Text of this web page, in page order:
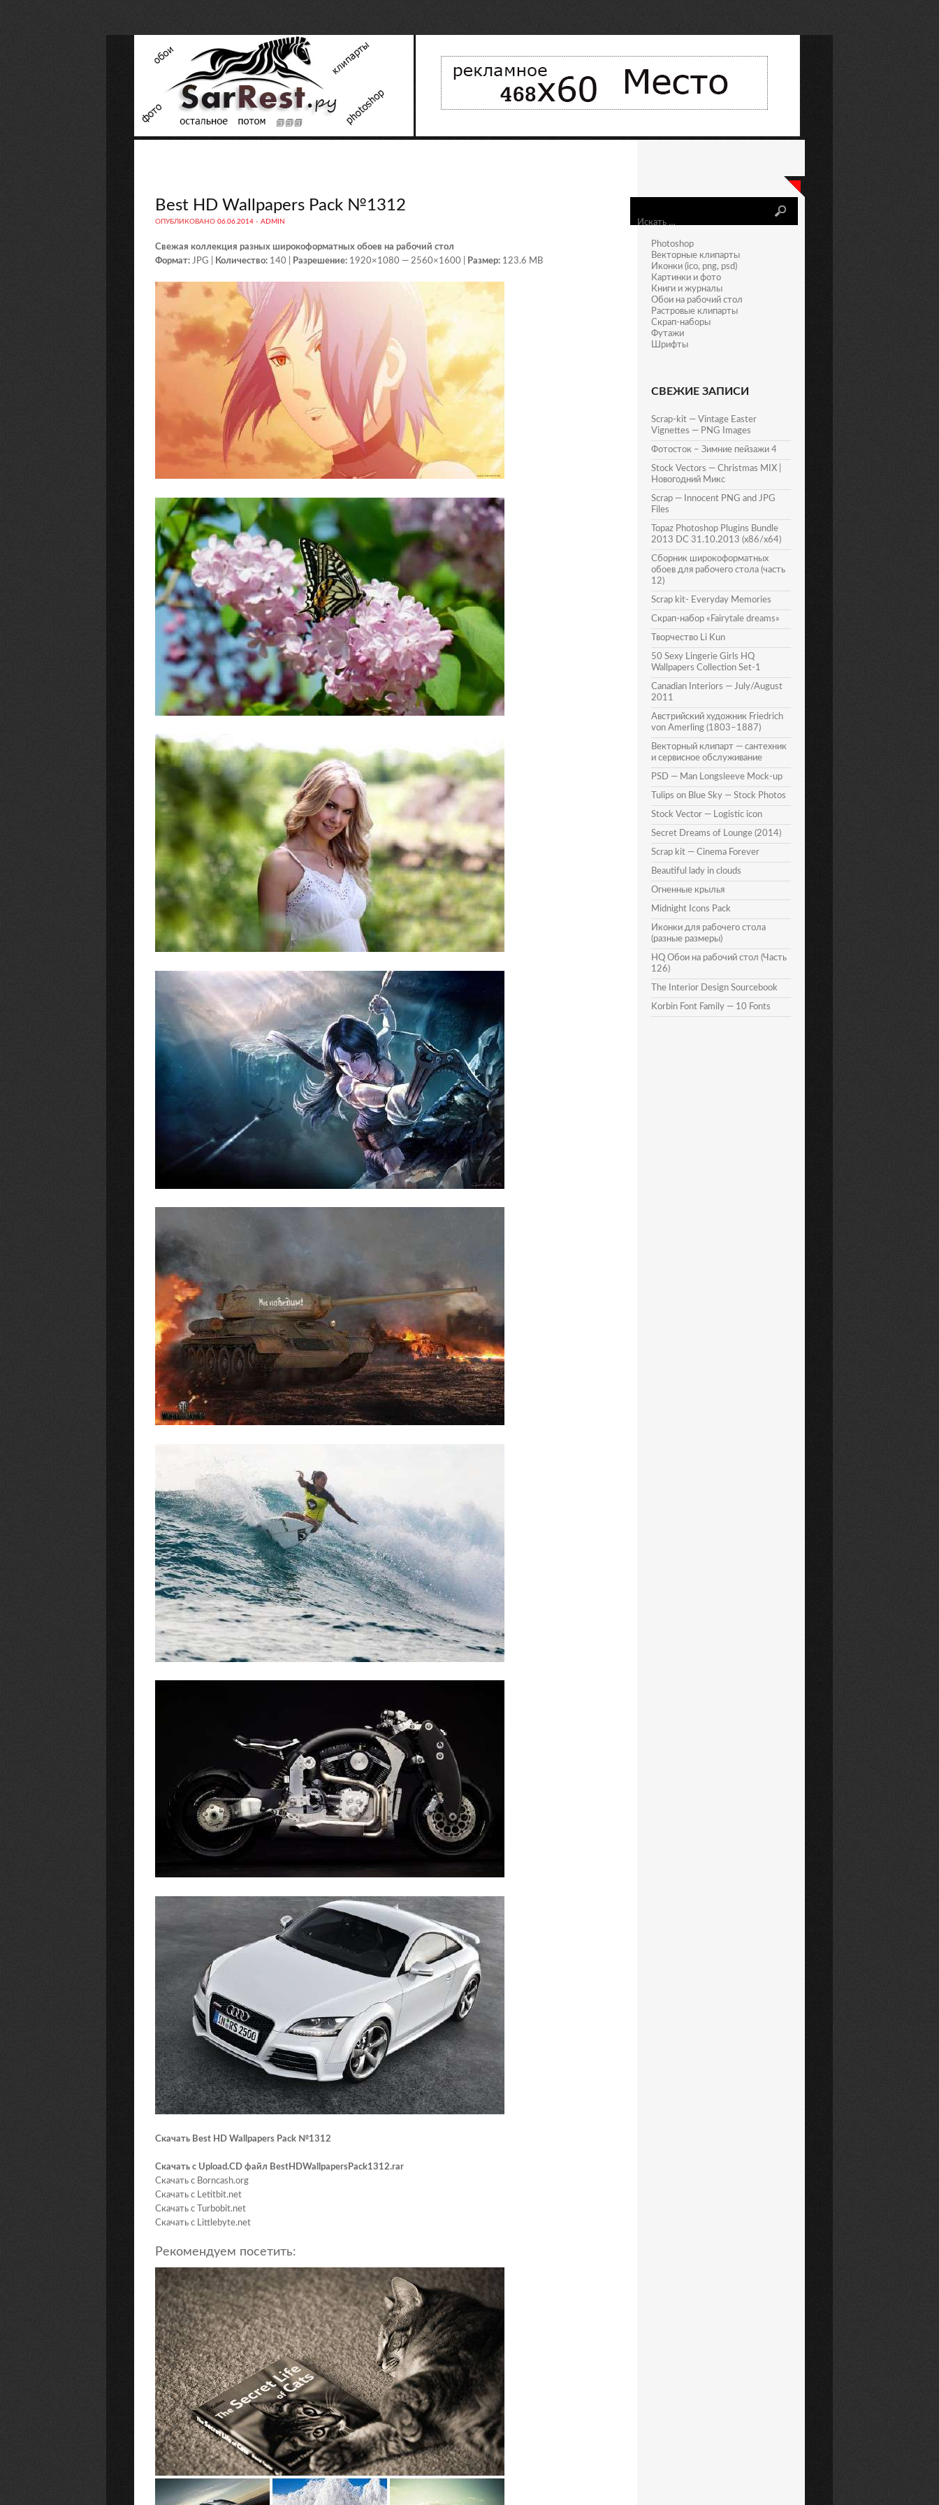
Best HD Wallpapers Pack №1312
ОПУБЛИКОВАНО 06.06.2014 - ADMIN
Свежая коллекция разных широкоформатных обоев на рабочий стол
Формат: JPG | Количество: 140 | Разрешение: 1920×1080 — 2560×1600 | Размер: 123.6 MB
Скачать Best HD Wallpapers Pack №1312
Скачать с Upload.CD файл BestHDWallpapersPack1312.rar
Скачать с Borncash.org
Скачать с Letitbit.net
Скачать с Turbobit.net
Скачать с Littlebyte.net
Рекомендуем посетить:
Photoshop
Векторные клипарты
Иконки (ico, png, psd)
Картинки и фото
Книги и журналы
Обои на рабочий стол
Растровые клипарты
Скрап-наборы
Футажи
Шрифты
СВЕЖИЕ ЗАПИСИ
Scrap-kit — Vintage Easter
Vignettes — PNG Images
Фотосток – Зимние пейзажи 4
Stock Vectors — Christmas MIX |
Новогодний Микс
Scrap — Innocent PNG and JPG
Files
Topaz Photoshop Plugins Bundle
2013 DC 31.10.2013 (x86/x64)
Сборник широкоформатных
обоев для рабочего стола (часть
12)
Scrap kit- Everyday Memories
Скрап-набор «Fairytale dreams»
Творчество Li Kun
50 Sexy Lingerie Girls HQ
Wallpapers Collection Set-1
Canadian Interiors — July/August
2011
Австрийский художник Friedrich
von Amerling (1803–1887)
Векторный клипарт — сантехник
и сервисное обслуживание
PSD — Man Longsleeve Mock-up
Tulips on Blue Sky — Stock Photos
Stock Vector — Logistic icon
Secret Dreams of Lounge (2014)
Scrap kit — Cinema Forever
Beautiful lady in clouds
Огненные крылья
Midnight Icons Pack
Иконки для рабочего стола
(разные размеры)
HQ Обои на рабочий стол (Часть
126)
The Interior Design Sourcebook
Korbin Font Family — 10 Fonts